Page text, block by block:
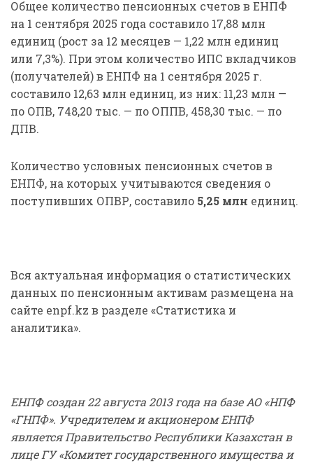
Общее количество пенсионных счетов в ЕНПФ
на 1 сентября 2025 года составило 17,88 млн
единиц (рост за 12 месяцев — 1,22 млн единиц
или 7,3%). При этом количество ИПС вкладчиков
(получателей) в ЕНПФ на 1 сентября 2025 г.
составило 12,63 млн единиц, из них: 11,23 млн —
по ОПВ, 748,20 тыс. — по ОППВ, 458,30 тыс. — по
ДПВ.
Количество условных пенсионных счетов в
ЕНПФ, на которых учитываются сведения о
поступивших ОПВР, составило 5,25 млн единиц.
Вся актуальная информация о статистических
данных по пенсионным активам размещена на
сайте enpf.kz в разделе «Статистика и
аналитика».
ЕНПФ создан 22 августа 2013 года на базе АО «НПФ
«ГНПФ». Учредителем и акционером ЕНПФ
является Правительство Республики Казахстан в
лице ГУ «Комитет государственного имущества и